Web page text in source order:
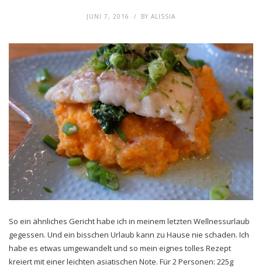
JUNI 7, 2016 BY ALISSIA
So ein ähnliches Gericht habe ich in meinem letzten Wellnessurlaub
gegessen. Und ein bisschen Urlaub kann zu Hause nie schaden. Ich
habe es etwas umgewandelt und so mein eignes tolles Rezept
kreiert mit einer leichten asiatischen Note. Für 2 Personen: 225g